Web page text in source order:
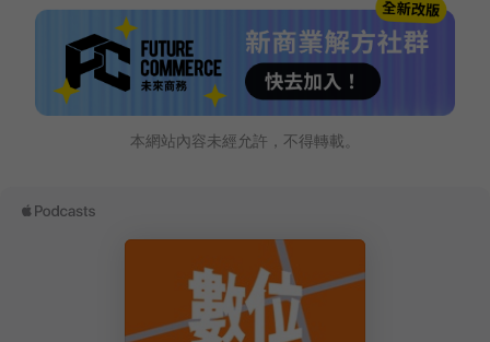
本網站內容未經允許，不得轉載。